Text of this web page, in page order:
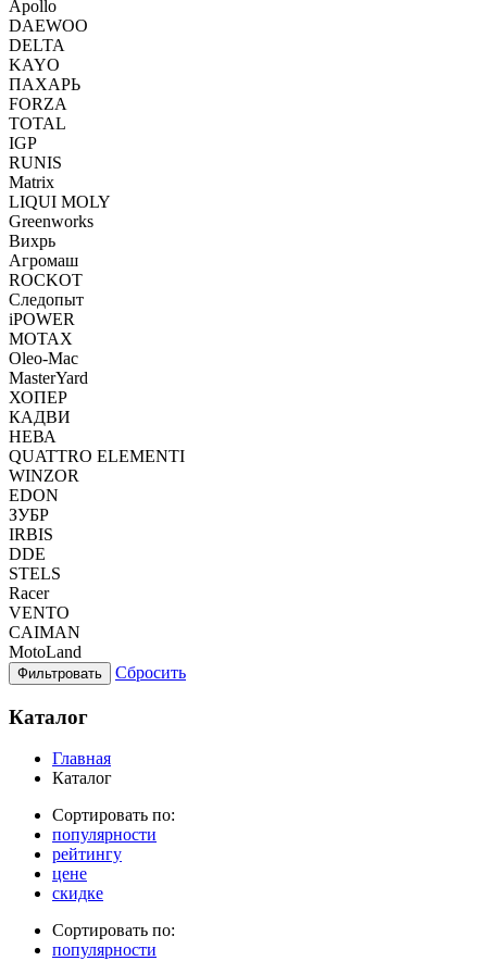
Apollo
DAEWOO
DELTA
KAYO
ПАХАРЬ
FORZA
TOTAL
IGP
RUNIS
Matrix
LIQUI MOLY
Greenworks
Вихрь
Агромаш
ROCKOT
Следопыт
iPOWER
MOTAX
Oleo-Mac
MasterYard
ХОПЕР
КАДВИ
НЕВА
QUATTRO ELEMENTI
WINZOR
EDON
ЗУБР
IRBIS
DDE
STELS
Racer
VENTO
CAIMAN
MotoLand
Фильтровать Сбросить
Каталог
Главная
Каталог
Сортировать по:
популярности
рейтингу
цене
скидке
Сортировать по:
популярности